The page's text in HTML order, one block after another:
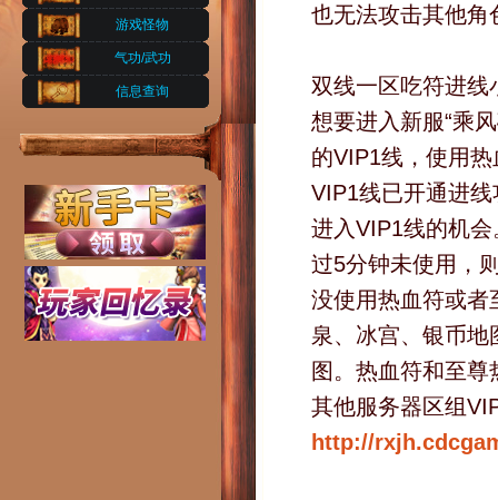
游戏怪物
气功/武功
信息查询
也无法攻击其他角
双线一区吃符进线
想要进入新服“乘
的VIP1线，使用
VIP1线已开通进
进入VIP1线的机
过5分钟未使用，
没使用热血符或者
泉、冰宫、银币
图。热血符和至
其他服务器区组
http://